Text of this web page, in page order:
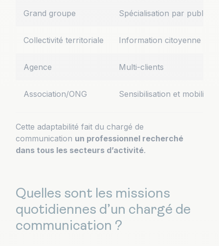
Grand groupe Spécialisation par public
Collectivité territoriale Information citoyenne
Agence Multi-clients
Association/ONG Sensibilisation et
Cette adaptabilité fait du chargé de
communication un professionnel recherché
dans tous les secteurs d’activité.
Quelles sont les missions
quotidiennes d’un chargé de
communication ?